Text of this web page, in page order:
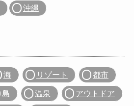
沖縄
海 リゾート 都市
島 温泉 アウトドア